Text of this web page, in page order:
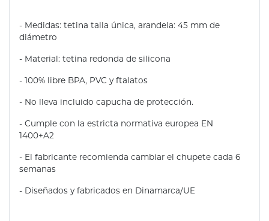
- Medidas: tetina talla única, arandela: 45 mm de
diámetro
- Material: tetina redonda de silicona
- 100% libre BPA, PVC y ftalatos
- No lleva incluido capucha de protección.
- Cumple con la estricta normativa europea EN
1400+A2
- El fabricante recomienda cambiar el chupete cada 6
semanas
- Diseñados y fabricados en Dinamarca/UE